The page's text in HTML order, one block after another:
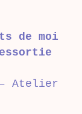
de moi
Atelier